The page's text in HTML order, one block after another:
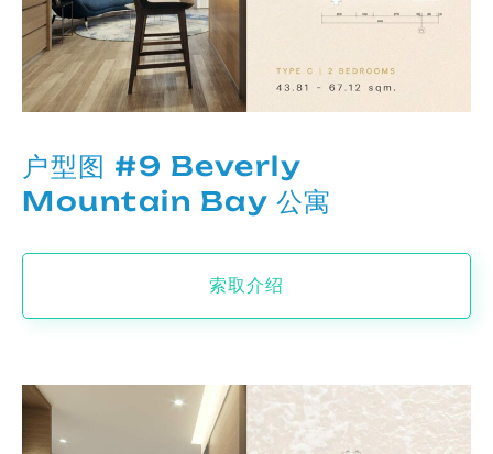
户型图 #9 Beverly
Mountain Bay 公寓
索取介绍